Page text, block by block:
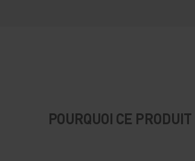
POURQUOI CE PRODUIT